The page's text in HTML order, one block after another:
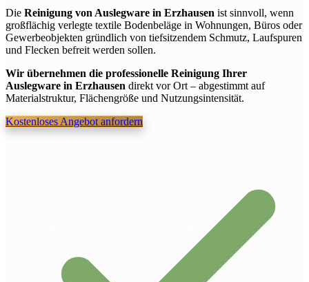
Die Reinigung von Auslegware in Erzhausen ist sinnvoll, wenn
großflächig verlegte textile Bodenbeläge in Wohnungen, Büros oder
Gewerbeobjekten gründlich von tiefsitzendem Schmutz, Laufspuren
und Flecken befreit werden sollen.
Wir übernehmen die professionelle Reinigung Ihrer
Auslegware in Erzhausen direkt vor Ort – abgestimmt auf
Materialstruktur, Flächengröße und Nutzungsintensität.
Kostenloses Angebot anfordern